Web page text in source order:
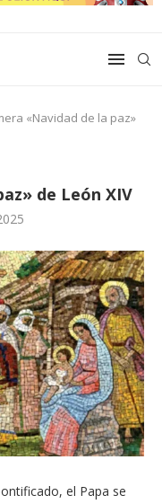
«Navidad de la paz»
de León XIV
el Papa se